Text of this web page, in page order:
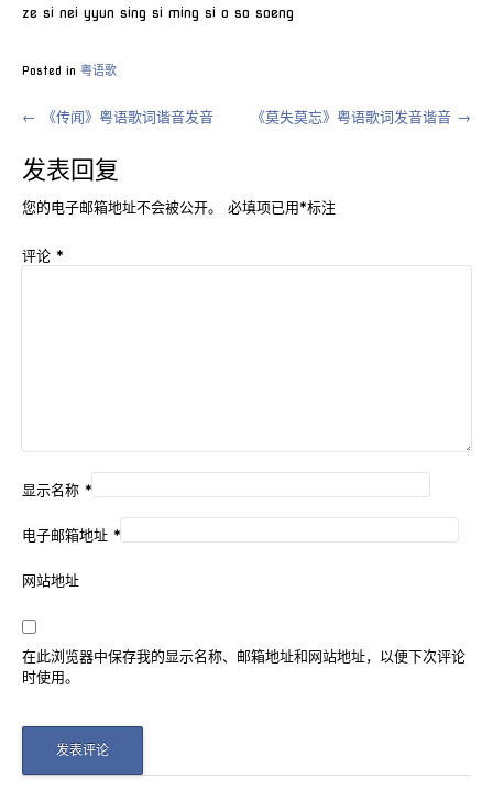
ze si nei yyun sing si ming si o so soeng
Posted in 粤语歌
Post
navigation
← 《传闻》粤语歌词谐音发音 《莫失莫忘》粤语歌词发音谐音 →
发表回复
您的电子邮箱地址不会被公开。 必填项已用*标注
评论 *
显示名称 *
电子邮箱地址 *
网站地址
在此浏览器中保存我的显示名称、邮箱地址和网站地址，以便下次评论
时使用。